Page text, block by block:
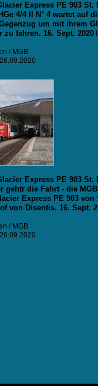
Express PE 903 St.
4/4 II N° 4 wartet auf
um mit ihrem
zu fahren. 16. Sept. 2020
/ MGB
Express PE 903 St.
gehtr die Fahrt - die MGB
Express PE 903 von
von Disentis. 16. Sept.
/ MGB